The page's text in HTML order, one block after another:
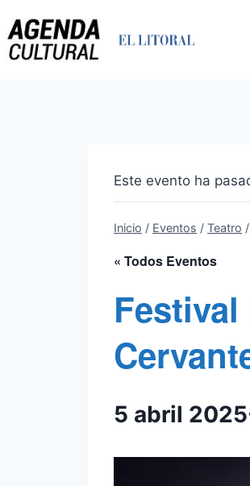
Este evento ha
Inicio / Eventos / Teatro /
« Todos Eventos
5 abril